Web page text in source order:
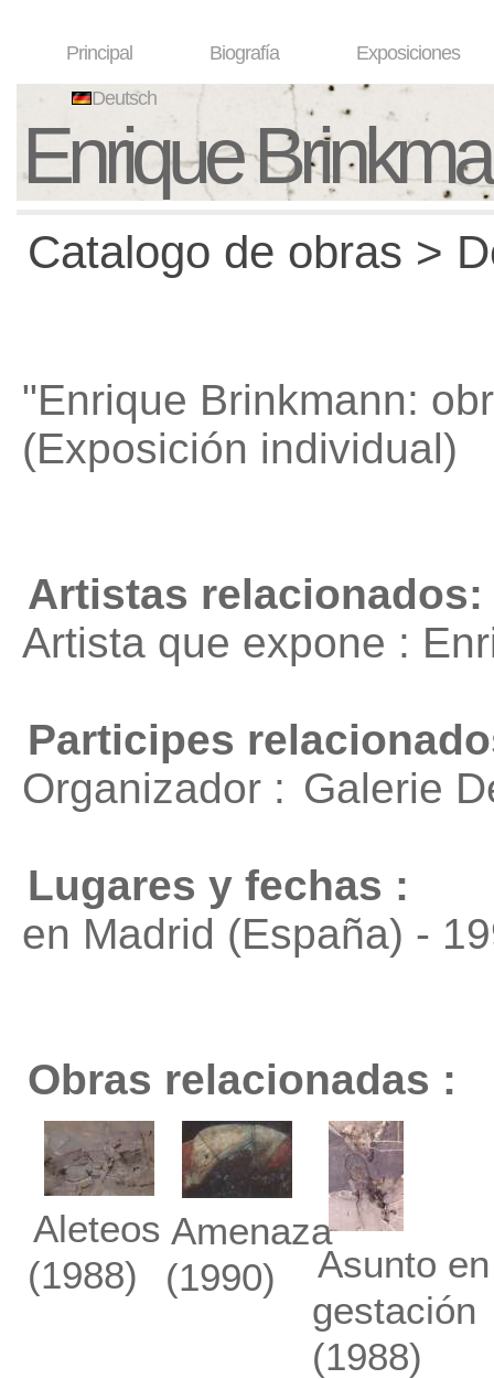
Principal Biografía Exposiciones
Deutsch
Enrique
Catalogo de obras >
"Enrique Brinkmann:
(Exposición individual)
Artistas relacionados:
Artista que expone :
Participes
Organizador : Galerie
Lugares y fechas :
en Madrid (España) -
Obras relacionadas :
Aleteos
(1988)
Amenaza
(1990)
Asunto en
gestación
(1988)